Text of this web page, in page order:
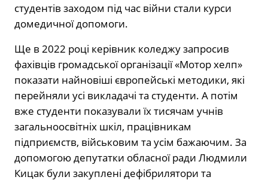
студентів заходом під час війни стали курси
домедичної допомоги.
Ще в 2022 році керівник коледжу запросив
фахівців громадської організації «Мотор хелп»
показати найновіші європейські методики, які
перейняли усі викладачі та студенти. А потім
вже студенти показували їх тисячам учнів
загальноосвітніх шкіл, працівникам
підприємств, військовим та усім бажаючим. За
допомогою депутатки обласної ради Людмили
Кицак були закуплені дефібрилятори та